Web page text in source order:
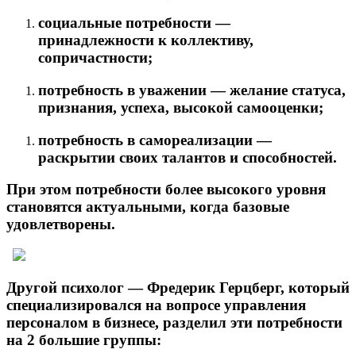
социальные потребности —
принадлежности к коллективу,
сопричастности;
потребность в уважении — желание статуса,
признания, успеха, высокой самооценки;
потребность в самореализации —
раскрытии своих талантов и способностей.
При этом потребности более высокого уровня
становятся актуальными, когда базовые
удовлетворены.
Другой психолог — Фредерик Герцберг, который
специализировался на вопросе управления
персоналом в бизнесе, разделил эти потребности
на 2 большие группы: